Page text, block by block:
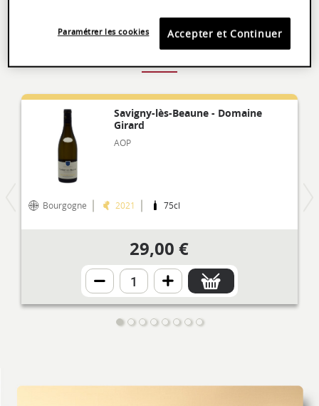
SAVIGNY-LÈS-BEAUNE
Savigny-lès-Beaune - Domaine
Girard
AOP
Bourgogne 2021 75cl
29,00 €
Accepter et Continuer
Paramétrer les cookies